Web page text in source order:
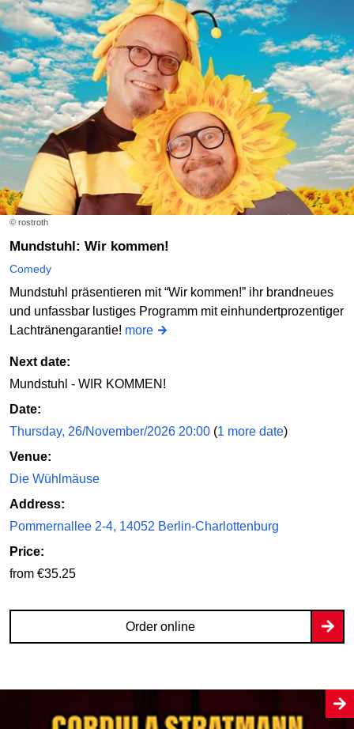
© rostroth
Mundstuhl: Wir kommen!
Comedy
Mundstuhl präsentieren mit “Wir kommen!” ihr brandneues
und unfassbar lustiges Programm mit einhundertprozentiger
Lachtränengarantie! more
Next date:
Mundstuhl - WIR KOMMEN!
Date:
Thursday, 26/November/2026 20:00 (1 more date)
Venue:
Die Wühlmäuse
Address:
Pommernallee 2-4, 14052 Berlin-Charlottenburg
Price:
from €35.25
Order online